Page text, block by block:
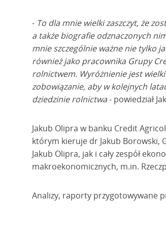
- To dla mnie wielki zaszczyt, że
a także biografie odznaczonych
mnie szczególnie ważne nie tylko
również jako pracownika Grupy
rolnictwem. Wyróżnienie jest
zobowiązanie, aby w kolejnych
dziedzinie rolnictwa- powiedział
Jakub Olipra w banku Credit
którym kieruje dr Jakub Borowski,
Jakub Olipra, jak i cały zespół
makroekonomicznych, m.in.
Analizy, raporty przygotowywane